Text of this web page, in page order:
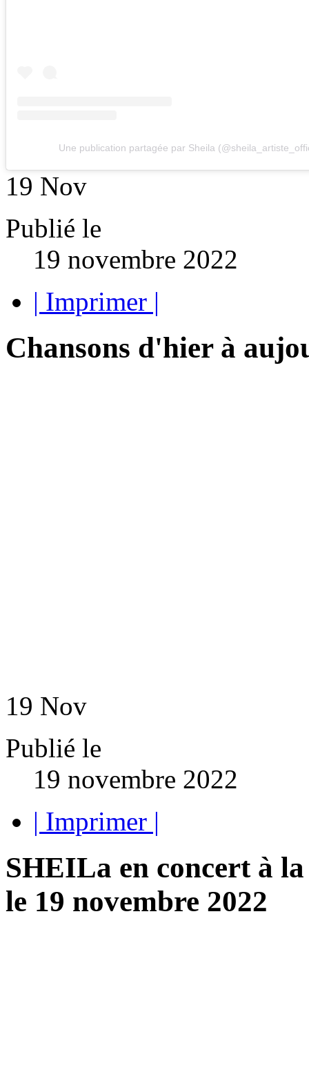
Une publication partagée par Sheila
19 Nov
Publié le
19 novembre 2022
| Imprimer |
Chansons d'hier à
19 Nov
Publié le
19 novembre 2022
| Imprimer |
SHEILa en concert à
le 19 novembre 2022